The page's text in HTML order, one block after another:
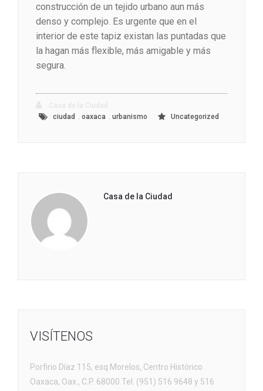
construcción de un tejido urbano aun más
denso y complejo. Es urgente que en el
interior de este tapiz existan las puntadas que
la hagan más flexible, más amigable y más
segura.
ciudad
oaxaca urbanismo Uncategorized
Casa de la Ciudad
VISÍTENOS
Porfirio Díaz 115, esq Morelos, Centro Histórico
Oaxaca, Oax., C.P. 68000 Tel. (951) 516 9648 y 516